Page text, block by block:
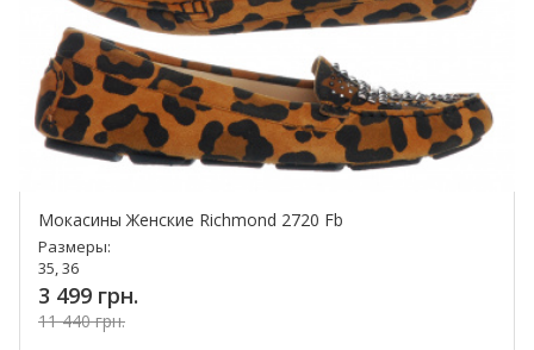
Мокасины Женские Richmond 2720 Fb
Размеры:
35, 36
3 499 грн.
11 440 грн.